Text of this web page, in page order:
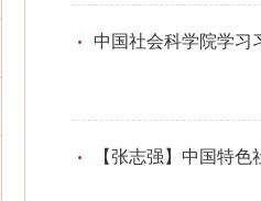
中国社会科学院学习
【张志强】中国特